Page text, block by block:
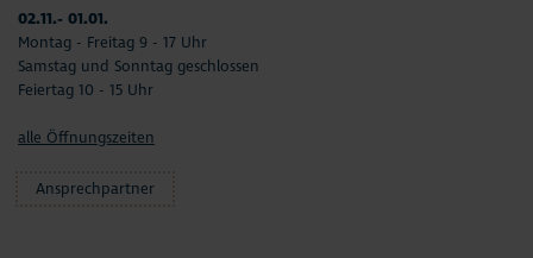
02.11.- 01.01.
Montag - Freitag 9 - 17 Uhr
Samstag und Sonntag geschlossen
Feiertag 10 - 15 Uhr
alle Öffnungszeiten
Ansprechpartner